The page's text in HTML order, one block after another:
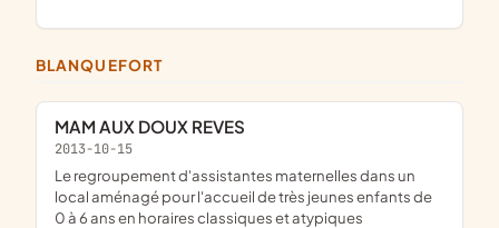
BLANQUEFORT
MAM AUX DOUX REVES
2013-10-15
le regroupement d'assistantes maternelles dans un
local aménagé pour l'accueil de très jeunes enfants de
0 à 6 ans en horaires classiques et atypiques